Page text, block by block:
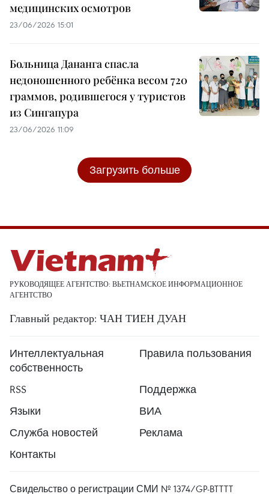
медицинских осмотров
23/06/2026 15:01
Больница Дананга спасла
недоношенного ребёнка весом 720
граммов, родившегося у туристов
из Сингапура
23/06/2026 11:09
Загрузить больше
РУКОВОДЯЩЕЕ АГЕНТСТВО: ВЬЕТНАМСКОЕ ИНФОРМАЦИОННОЕ
АГЕНТСТВО
Главный редактор: ЧАН ТИЕН ДУАН
Интеллектуальная
собственность
Правила пользования
RSS
Поддержка
Языки
ВИА
Служба новостей
Реклама
Контакты
Свидельство о регистрации СМИ № 1374/GP-BTTTT